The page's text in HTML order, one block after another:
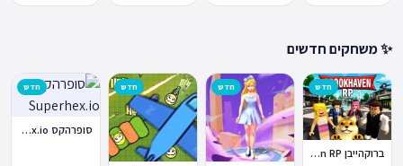
✨ משחקים חדשים
חדש
ברוקהייבן Brookhaven RP
חדש חדש חדש
סופרהקס Superhex.io